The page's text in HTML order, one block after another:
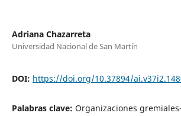
Adriana Chazarreta
Universidad Nacional de San Martín
DOI: https://doi.org/10.37894/
Palabras clave: Organizaciones